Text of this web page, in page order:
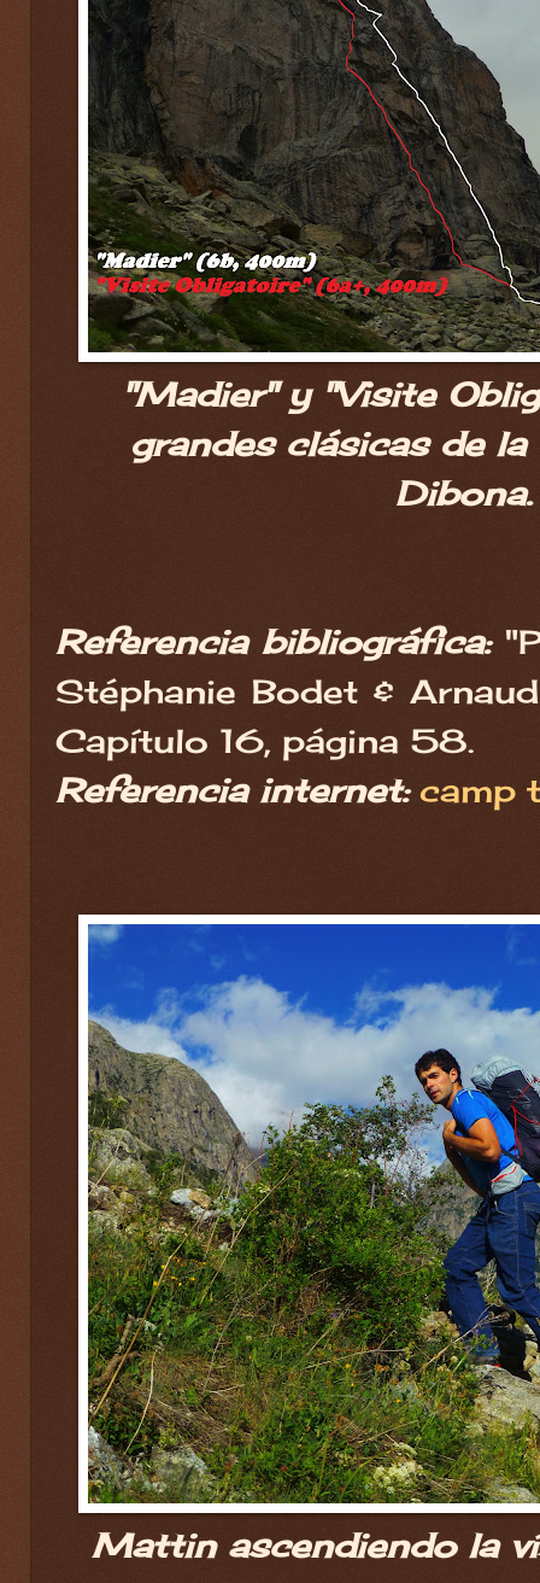
"Madier" y "Visite
grandes clásicas de
Dibona.
Referencia bibliográfica:
Stéphanie Bodet &
Capítulo 16, página 58.
Referencia internet: camp
Mattin ascendiendo la